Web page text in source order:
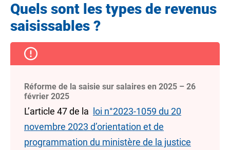
Quels sont les types de revenus
saisissables ?
Réforme de la saisie sur salaires en 2025 – 26
février 2025
L’article 47 de la
loi n°2023-1059 du 20
novembre 2023 d’orientation et de
programmation du ministère de la justice